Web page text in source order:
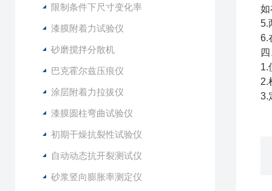
限制条件下尺寸变化率
漆膜附着力试验仪
砂磨搅拌分散机
巴克霍尔兹压痕仪
涂层附着力拉拔仪
漆膜圆柱弯曲试验仪
初期干燥抗裂性试验仪
自动动态抗开裂测试仪
砂浆竖向膨胀率测定仪
如
5.
6.
1.
2.
3.